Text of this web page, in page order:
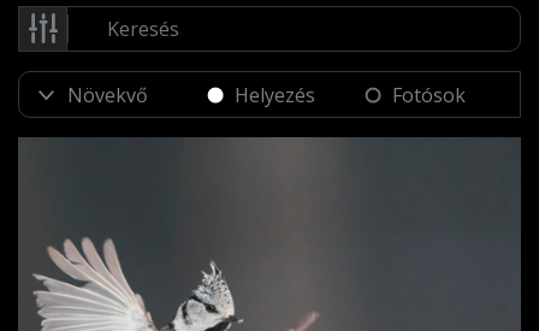
Helyezés Fotósok